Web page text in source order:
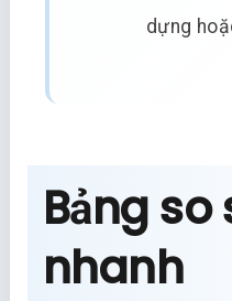
dựng
Bảng so
nhanh